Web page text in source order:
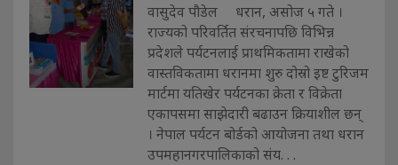
वासुदेव पौडेल धरान, असोज ५ गते ।
राज्यको परिवर्तित संरचनापछि विभिन्न
प्रदेशले पर्यटनलाई प्राथमिकतामा राखेको
वास्तविकतामा धरानमा शुरु दोस्रो इष्ट टुरिजम
मार्टमा यतिखेर पर्यटनका क्रेता र विक्रेता
एकापसमा साझेदारी बढाउन क्रियाशील छन्
। नेपाल पर्यटन बोर्डको आयोजना तथा धरान
उपमहानगरपालिकाको संय. . .